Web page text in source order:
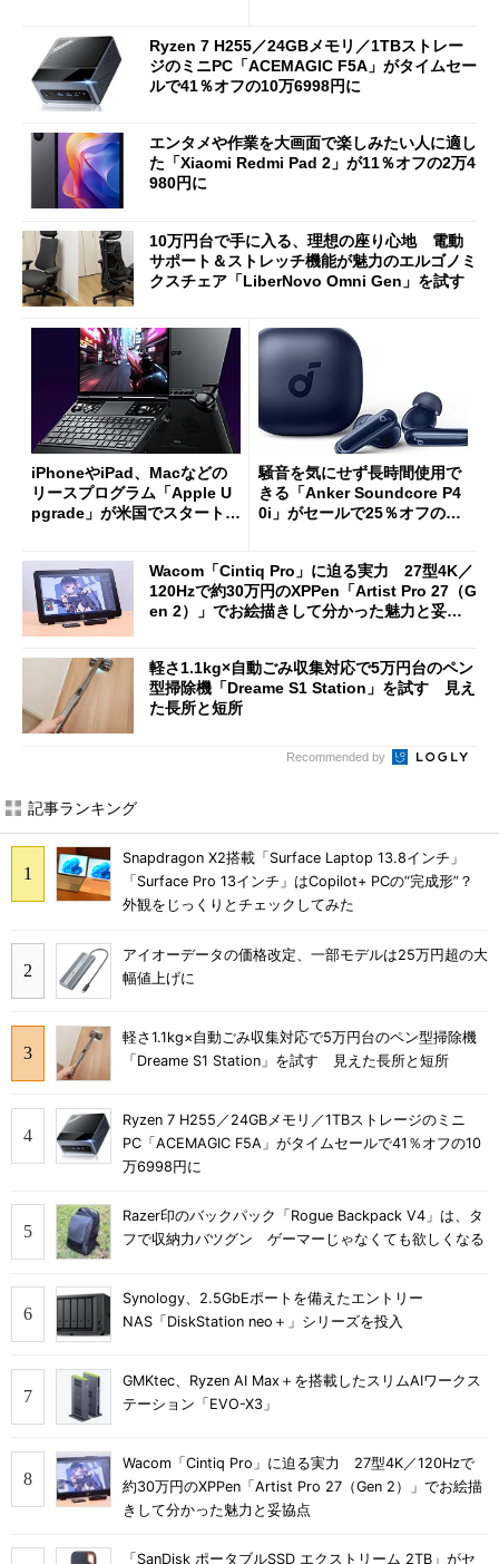
Ryzen 7 H255／24GBメモリ／1TBストレー
ジのミニPC「ACEMAGIC F5A」がタイムセー
ルで41％オフの10万6998円に
エンタメや作業を大画面で楽しみたい人に適し
た「Xiaomi Redmi Pad 2」が11％オフの2万4
980円に
10万円台で手に入る、理想の座り心地 電動
サポート＆ストレッチ機能が魅力のエルゴノミ
クスチェア「LiberNovo Omni Gen」を試す
iPhoneやiPad、Macなどの
リースプログラム「Apple U
pgrade」が米国でスタート／
ut」が明...
騒音を気にせず長時間使用で
きる「Anker Soundcore P4
0i」がセールで25％オフの59
Wacom「Cintiq Pro」に迫る実力 27型4K／
120Hzで約30万円のXPPen「Artist Pro 27（G
en 2）」でお絵描きして分かった魅力と妥協
軽さ1.1kg×自動ごみ収集対応で5万円台のペン
型掃除機「Dreame S1 Station」を試す 見え
た長所と短所
Recommended by
記事ランキング
Snapdragon X2搭載「Surface Laptop 13.8インチ」
「Surface Pro 13インチ」はCopilot+ PCの“完成形”？
外観をじっくりとチェックしてみた
アイオーデータの価格改定、一部モデルは25万円超の大
幅値上げに
軽さ1.1kg×自動ごみ収集対応で5万円台のペン型掃除機
「Dreame S1 Station」を試す 見えた長所と短所
Ryzen 7 H255／24GBメモリ／1TBストレージのミニ
PC「ACEMAGIC F5A」がタイムセールで41％オフの10
万6998円に
Razer印のバックパック「Rogue Backpack V4」は、タ
フで収納力バツグン ゲーマーじゃなくても欲しくなる
Synology、2.5GbEポートを備えたエントリー
NAS「DiskStation neo＋」シリーズを投入
GMKtec、Ryzen AI Max＋を搭載したスリムAIワークス
テーション「EVO-X3」
Wacom「Cintiq Pro」に迫る実力 27型4K／120Hzで
約30万円のXPPen「Artist Pro 27（Gen 2）」でお絵描
きして分かった魅力と妥協点
「SanDisk ポータブルSSD エクストリーム 2TB」がセ